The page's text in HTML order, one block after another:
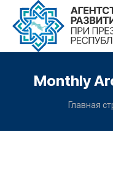
Monthly
You are
Главная